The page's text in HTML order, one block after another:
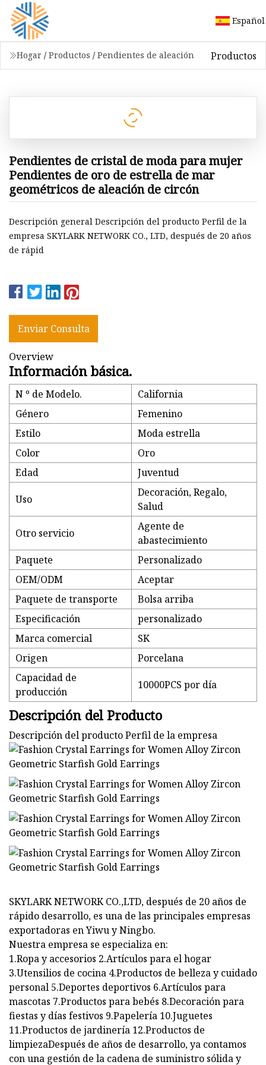
Español
Hogar / Productos / Pendientes de aleación Productos
Pendientes de cristal de moda para mujer
Pendientes de oro de estrella de mar
geométricos de aleación de circón
Descripción general Descripción del producto Perfil de la
empresa SKYLARK NETWORK CO., LTD, después de 20 años
de rápid
Enviar Consulta
Overview
Información básica.
N º de Modelo.
California
Género
Femenino
Estilo
Moda estrella
Color
Oro
Edad
Juventud
Uso
Decoración, Regalo,
Salud
Otro servicio
Agente de
abastecimiento
Paquete
Personalizado
OEM/ODM
Aceptar
Paquete de transporte
Bolsa arriba
Especificación
personalizado
Marca comercial
SK
Origen
Porcelana
Capacidad de
producción
10000PCS por día
Descripción del Producto
Descripción del producto Perfil de la empresa
SKYLARK NETWORK CO.,LTD, después de 20 años de
rápido desarrollo, es una de las principales empresas
exportadoras en Yiwu y Ningbo.
Nuestra empresa se especializa en:
1.Ropa y accesorios 2.Artículos para el hogar
3.Utensilios de cocina 4.Productos de belleza y cuidado
personal 5.Deportes deportivos 6.Artículos para
mascotas 7.Productos para bebés 8.Decoración para
fiestas y días festivos 9.Papelería 10.Juguetes
11.Productos de jardinería 12.Productos de
limpiezaDespués de años de desarrollo, ya contamos
con una gestión de la cadena de suministro sólida y